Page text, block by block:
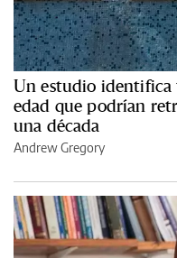
Un estudio identifica
edad que podrían
una década
Andrew Gregory